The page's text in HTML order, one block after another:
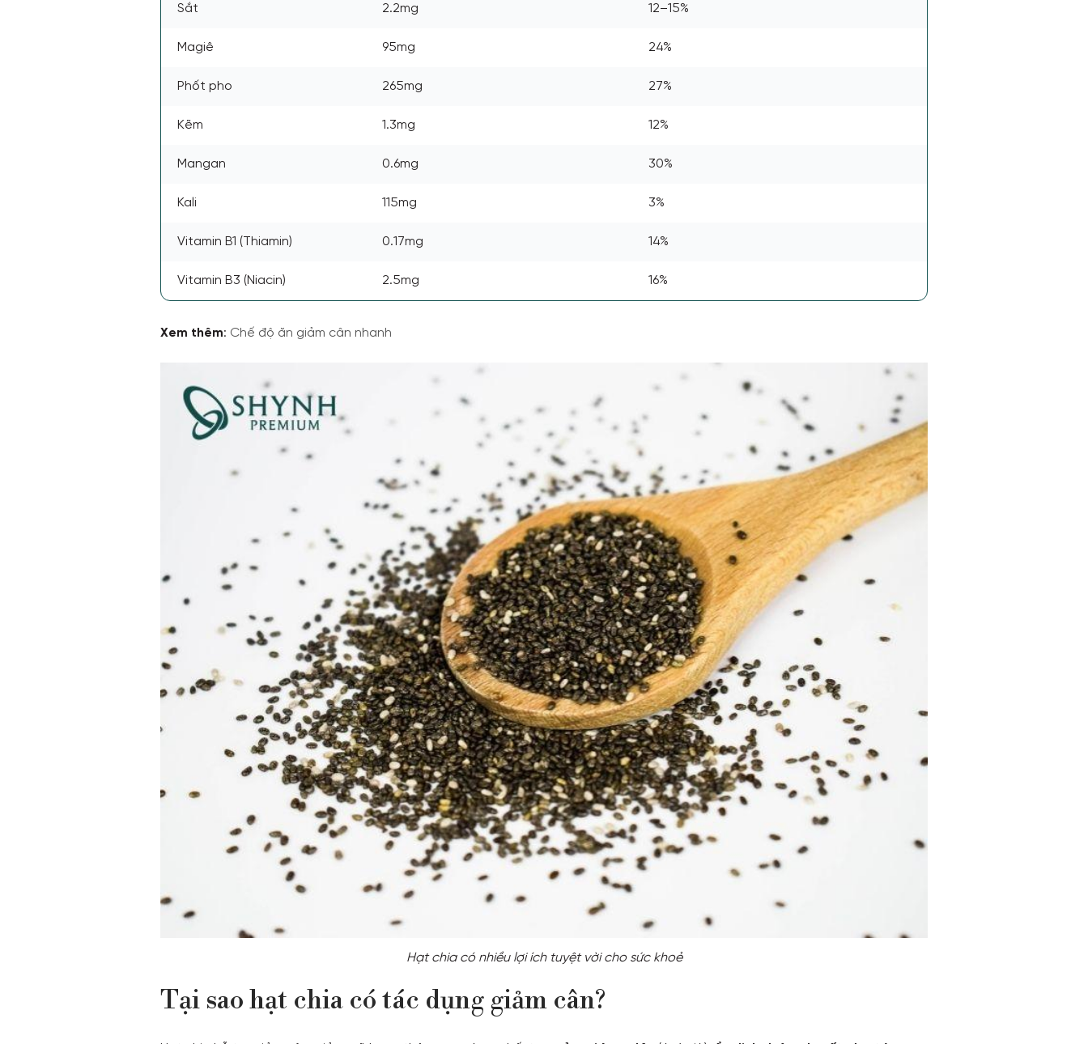
Sắt 2.2mg 12–15%
Magiê 95mg 24%
Phốt pho 265mg 27%
Kẽm 1.3mg 12%
Mangan 0.6mg 30%
Kali 115mg 3%
Vitamin B1 (Thiamin) 0.17mg 14%
Vitamin B3 (Niacin) 2.5mg 16%
Xem thêm: Chế độ ăn giảm cân nhanh
Hạt chia có nhiều lợi ích tuyệt vời cho sức khoẻ
Tại sao hạt chia có tác dụng giảm cân?